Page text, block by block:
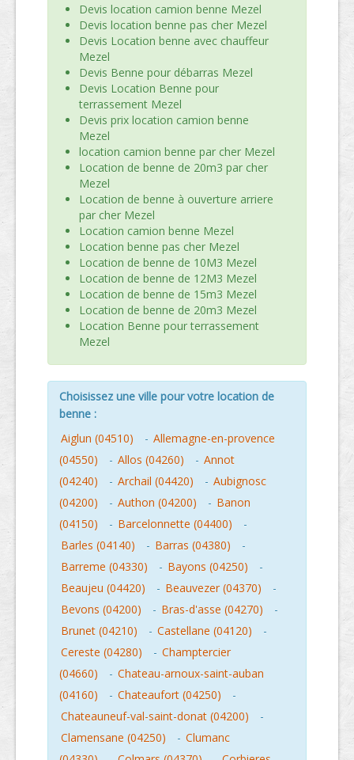
Devis location camion benne Mezel
Devis location benne pas cher Mezel
Devis Location benne avec chauffeur
Mezel
Devis Benne pour débarras Mezel
Devis Location Benne pour
terrassement Mezel
Devis prix location camion benne
Mezel
location camion benne par cher Mezel
Location de benne de 20m3 par cher
Mezel
Location de benne à ouverture arriere
par cher Mezel
Location camion benne Mezel
Location benne pas cher Mezel
Location de benne de 10M3 Mezel
Location de benne de 12M3 Mezel
Location de benne de 15m3 Mezel
Location de benne de 20m3 Mezel
Location Benne pour terrassement
Mezel
Choisissez une ville pour votre location de
benne :
Aiglun (04510)
- Allemagne-en-provence
(04550)
- Allos (04260) - Annot
(04240)
- Archail (04420) - Aubignosc
(04200)
- Authon (04200) - Banon
(04150)
- Barcelonnette (04400)
-
Barles (04140)
- Barras (04380)
-
Barreme (04330)
- Bayons (04250)
-
Beaujeu (04420)
- Beauvezer (04370)
-
Bevons (04200)
- Bras-d'asse (04270)
-
Brunet (04210)
- Castellane (04120)
-
Cereste (04280)
- Champtercier
(04660)
- Chateau-arnoux-saint-auban
(04160)
- Chateaufort (04250)
-
Chateauneuf-val-saint-donat (04200)
-
Clamensane (04250)
- Clumanc